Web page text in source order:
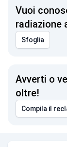
Vuoi
radiazione
Sfoglia
Avverti o
oltre!
Compila il